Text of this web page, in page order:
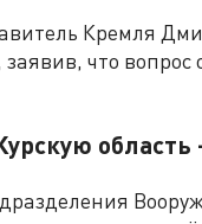
Кремля
что
область